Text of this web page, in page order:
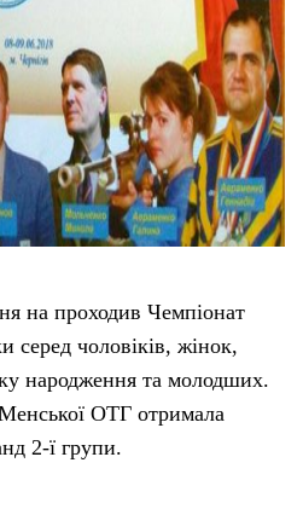
на проходив Чемпіонат
серед чоловіків, жінок,
народження та молодших.
ОТГ отримала
2-ї групи.